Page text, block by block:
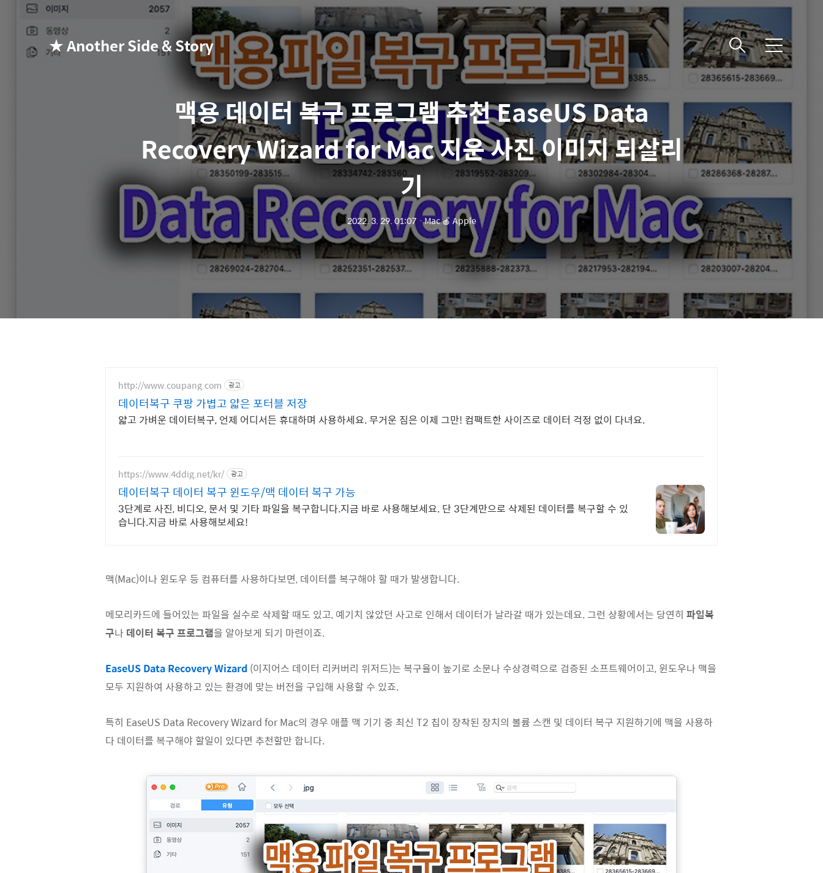
★ Another Side & Story 메
뉴
맥용 데이터 복구 프로그램 추천 EaseUS Data
Recovery Wizard for Mac 지운 사진 이미지 되살리
기
2022. 3. 29. 01:07ㆍMac 🍎 Apple
http://www.coupang.com 광고
데이터복구 쿠팡 가볍고 얇은 포터블 저장
얇고 가벼운 데이터복구, 언제 어디서든 휴대하며 사용하세요. 무거운 짐은 이제 그만! 컴팩트한 사이즈로 데이터 걱정 없이 다녀요.
https://www.4ddig.net/kr/ 광고
데이터복구 데이터 복구 윈도우/맥 데이터 복구 가능
3단계로 사진, 비디오, 문서 및 기타 파일을 복구합니다.지금 바로 사용해보세요. 단 3단계만으로 삭제된 데이터를 복구할 수 있
습니다.지금 바로 사용해보세요!
맥(Mac)이나 윈도우 등 컴퓨터를 사용하다보면, 데이터를 복구해야 할 때가 발생합니다.
메모리카드에 들어있는 파일을 실수로 삭제할 때도 있고, 예기치 않았던 사고로 인해서 데이터가 날라갈 때가 있는데요. 그런 상황에서는 당연히 파일복
구나 데이터 복구 프로그램을 알아보게 되기 마련이죠.
EaseUS Data Recovery Wizard (이지어스 데이터 리커버리 위저드)는 복구율이 높기로 소문나 수상경력으로 검증된 소프트웨어이고, 윈도우나 맥을
모두 지원하여 사용하고 있는 환경에 맞는 버전을 구입해 사용할 수 있죠.
특히 EaseUS Data Recovery Wizard for Mac의 경우 애플 맥 기기 중 최신 T2 칩이 장착된 장치의 볼륨 스캔 및 데이터 복구 지원하기에 맥을 사용하
다 데이터를 복구해야 할일이 있다면 추천할만 합니다.